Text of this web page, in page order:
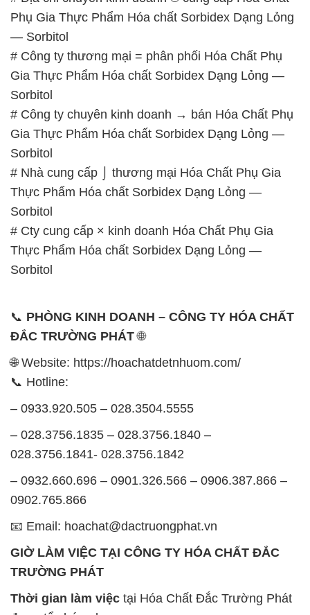
Sorbitol
# Công ty chuyên kinh doanh → bán Hóa Chất Phụ
Gia Thực Phẩm Hóa chất Sorbidex Dạng Lỏng —
Sorbitol
# Nhà cung cấp ⌡ thương mại Hóa Chất Phụ Gia
Thực Phẩm Hóa chất Sorbidex Dạng Lỏng —
Sorbitol
# Cty cung cấp × kinh doanh Hóa Chất Phụ Gia
Thực Phẩm Hóa chất Sorbidex Dạng Lỏng —
Sorbitol
📞PHÒNG KINH DOANH – CÔNG TY HÓA CHẤT
ĐẮC TRƯỜNG PHÁT🌐
🌐 Website: https://hoachatdetnhuom.com/
– 0933.920.505 – 028.3504.5555
028.3756.1841- 028.3756.1842
0902.765.866
📧 Email: hoachat@dactruongphat.vn
TRƯỜNG PHÁT
được tổ chức như sau:
Thứ 2 đến thứ 6: Buổi sáng: từ 8h đến 11h – Buổi
chiều: từ 12h30 đến 17h
Thứ 7: Buổi sáng: từ 8h đến 11h – Buổi chiều: từ